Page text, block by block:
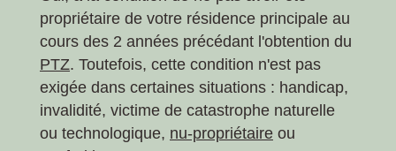
propriétaire de votre résidence principale au
cours des 2 années précédant l'obtention du
PTZ. Toutefois, cette condition n'est pas
exigée dans certaines situations : handicap,
invalidité, victime de catastrophe naturelle
ou technologique, nu-propriétaire ou